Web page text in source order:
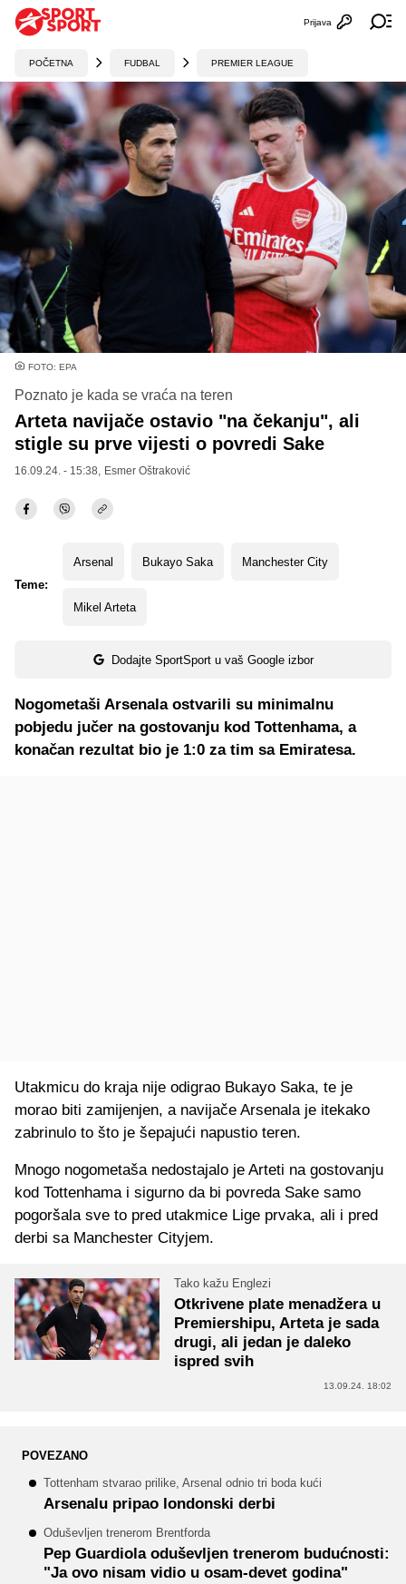
Otvori
Prijava
POČETNA FUDBAL PREMIER LEAGUE
FOTO: EPA
Poznato je kada se vraća na teren
Arteta navijače ostavio "na čekanju", ali
stigle su prve vijesti o povredi Sake
16.09.24. - 15:38, Esmer Oštraković
Teme:
Arsenal Bukayo Saka Manchester City
Mikel Arteta
Dodajte SportSport u vaš Google izbor
Nogometaši Arsenala ostvarili su minimalnu
pobjedu jučer na gostovanju kod Tottenhama, a
konačan rezultat bio je 1:0 za tim sa Emiratesa.
Utakmicu do kraja nije odigrao Bukayo Saka, te je
morao biti zamijenjen, a navijače Arsenala je itekako
zabrinulo to što je šepajući napustio teren.
Mnogo nogometaša nedostajalo je Arteti na gostovanju
kod Tottenhama i sigurno da bi povreda Sake samo
pogoršala sve to pred utakmice Lige prvaka, ali i pred
derbi sa Manchester Cityjem.
Tako kažu Englezi
Otkrivene plate menadžera u
Premiershipu, Arteta je sada
drugi, ali jedan je daleko
ispred svih
13.09.24. 18:02
POVEZANO
Tottenham stvarao prilike, Arsenal odnio tri boda kući
Arsenalu pripao londonski derbi
Oduševljen trenerom Brentforda
Pep Guardiola oduševljen trenerom budućnosti:
"Ja ovo nisam vidio u osam-devet godina"